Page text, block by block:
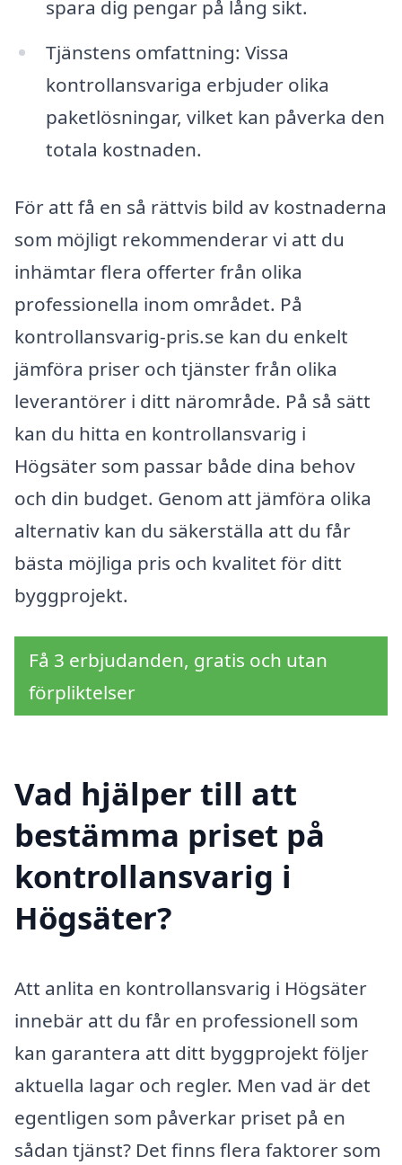
spara dig pengar på lång sikt.
Tjänstens omfattning: Vissa
kontrollansvariga erbjuder olika
paketlösningar, vilket kan påverka den
totala kostnaden.
För att få en så rättvis bild av kostnaderna
som möjligt rekommenderar vi att du
inhämtar flera offerter från olika
professionella inom området. På
kontrollansvarig-pris.se kan du enkelt
jämföra priser och tjänster från olika
leverantörer i ditt närområde. På så sätt
kan du hitta en kontrollansvarig i
Högsäter som passar både dina behov
och din budget. Genom att jämföra olika
alternativ kan du säkerställa att du får
bästa möjliga pris och kvalitet för ditt
byggprojekt.
Få 3 erbjudanden, gratis och utan
förpliktelser
Vad hjälper till att
bestämma priset på
kontrollansvarig i
Högsäter?
Att anlita en kontrollansvarig i Högsäter
innebär att du får en professionell som
kan garantera att ditt byggprojekt följer
aktuella lagar och regler. Men vad är det
egentligen som påverkar priset på en
sådan tjänst? Det finns flera faktorer som